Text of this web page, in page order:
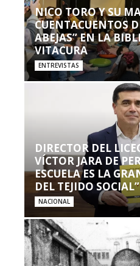
NICO TORO Y SU
CUENTACUENTOS
ABEJAS” EN LA
VITACURA
ENTREVISTAS
DIRECTOR DEL
VÍCTOR JARA DE
ESCUELA ES LA
DEL TEJIDO SOCIAL”
NACIONAL